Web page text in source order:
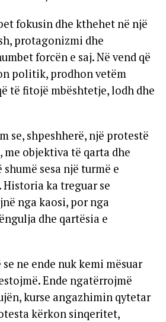
fokusin dhe kthehet në një
protagonizmi dhe
forcën e saj. Në vend që
politik, prodhon vetëm
të fitojë mbështetje, lodh dhe
se, shpeshherë, një protestë
me objektiva të qarta dhe
sesa një turmë e
ka treguar se
nga kaosi, por nga
dhe qartësia e
ne ende nuk kemi mësuar
Ende ngatërrojmë
kurse angazhimin qytetar
kërkon sinqeritet,